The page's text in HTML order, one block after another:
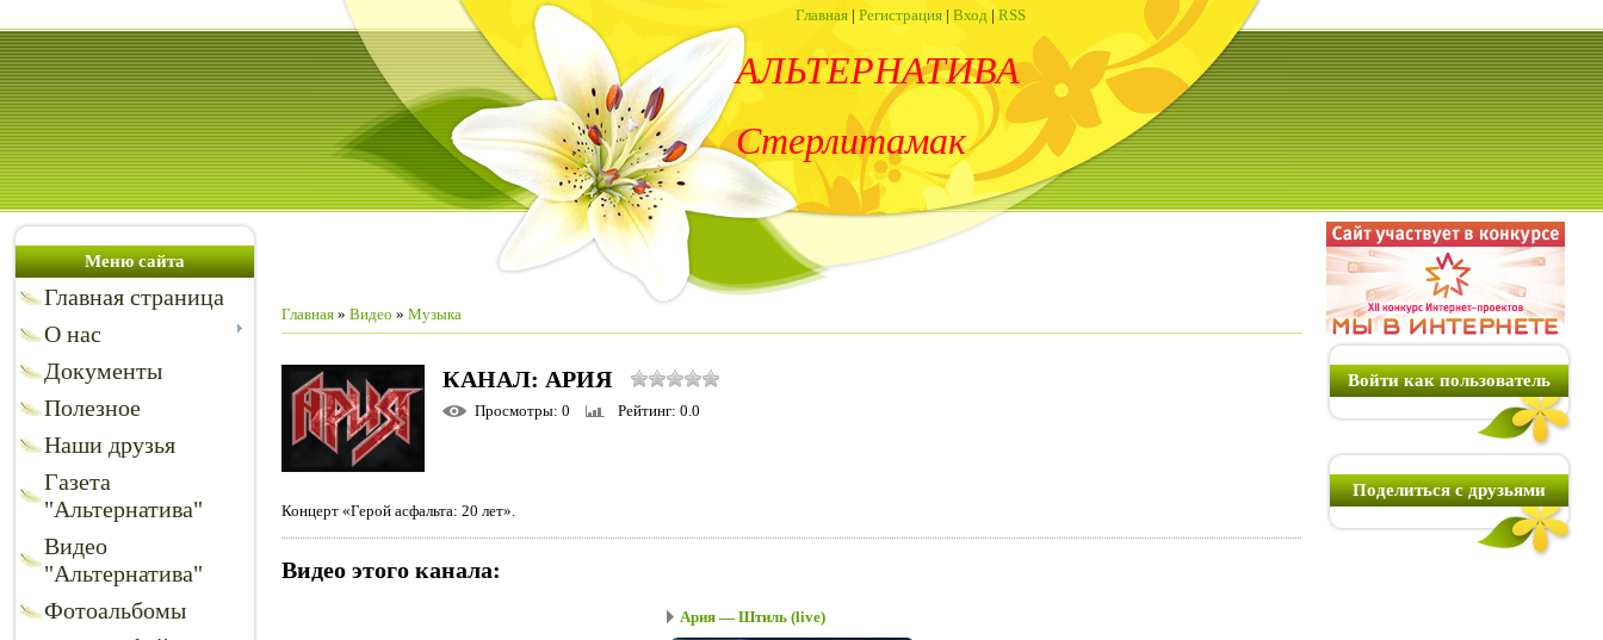
Главная | Регистрация | Вход | RSS
АЛЬТЕРНАТИВА
Стерлитамак
Меню сайта
Главная страница
О нас
Документы
Полезное
Наши друзья
Газета
"Альтернатива"
Видео
"Альтернатива"
Фотоальбомы
Главная » Видео » Музыка
КАНАЛ: АРИЯ
Просмотры: 0 Рейтинг: 0.0
Концерт «Герой асфальта: 20 лет».
Видео этого канала:
Ария — Штиль (live)
Войти как пользователь
Поделиться с друзьями